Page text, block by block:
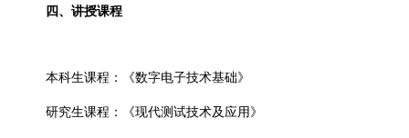
四、讲授课程
本科生课程：《数字电子技术基础》
研究生课程：《现代测试技术及应用》